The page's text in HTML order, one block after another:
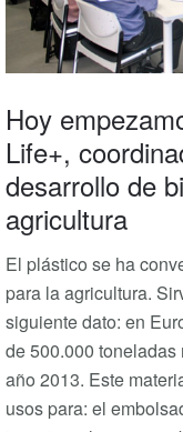
Hoy
Life+,
desarrollo de
agricultura
El plástico se ha
para la agricultura.
siguiente dato: en
de 500.000
año 2013. Este
usos para: el